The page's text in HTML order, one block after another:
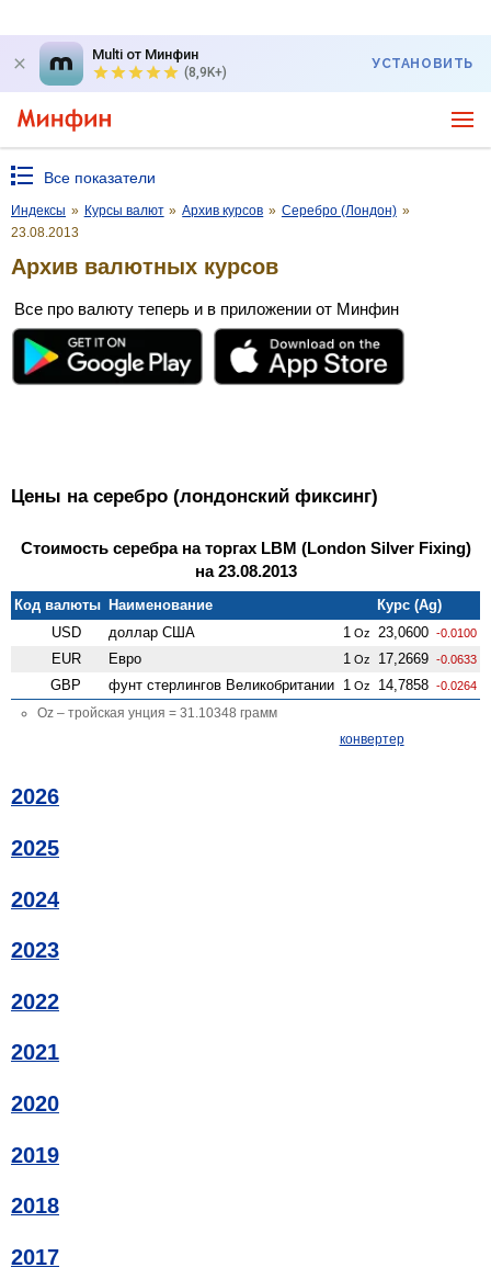
Multi от Минфин
(8,9K+)
УСТАНОВИТЬ
Все показатели
Индексы » Курсы валют » Архив курсов » Серебро (Лондон) »
23.08.2013
Архив валютных курсов
Все про валюту теперь и в приложении от Минфин
Цены на серебро (лондонский фиксинг)
Стоимость серебра на торгах LBM (London Silver Fixing)
на 23.08.2013
Код валюты Наименование
Курс (Ag)
USD
доллар США 1 Oz 23,0600 -0.0100
EUR Евро 1 Oz 17,2669 -0.0633
GBP фунт стерлингов Велико­британии 1 Oz 14,7858 -0.0264
Oz – тройская унция = 31.10348 грамм
конвертер
2026
2025
2024
2023
2022
2021
2020
2019
2018
2017